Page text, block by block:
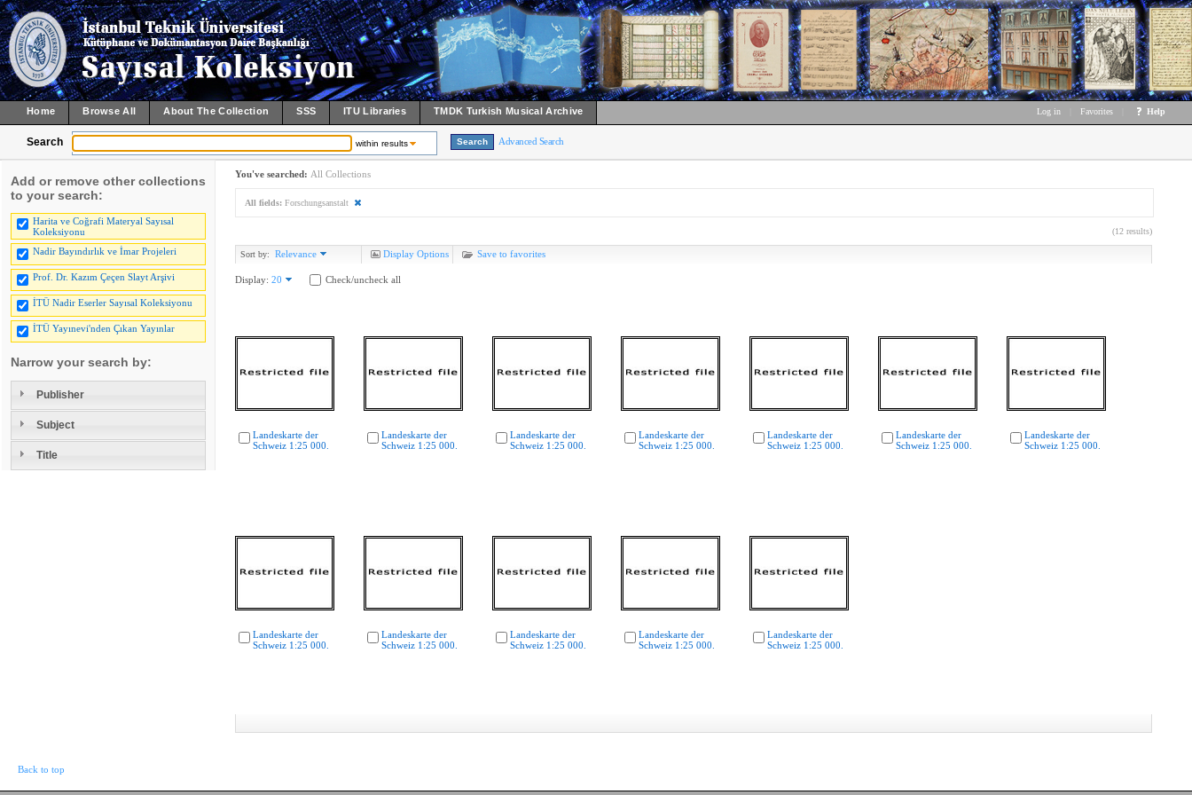
Home Browse All About The Collection SSS ITU Libraries TMDK Turkish Musical Archive Log in Favorites Help
Search within results Advanced Search
Add or remove other collections
to your search:
Harita ve Coğrafi Materyal Sayısal
Koleksiyonu
Nadir Bayındırlık ve İmar Projeleri
Prof. Dr. Kazım Çeçen Slayt Arşivi
İTÜ Nadir Eserler Sayısal Koleksiyonu
İTÜ Yayınevi'nden Çıkan Yayınlar
Narrow your search by:
Publisher
Subject
Title
You've searched: All Collections
All fields: Forschungsanstalt
(12 results)
Sort by: Relevance Display Options Save to favorites
Display: 20 Check/uncheck all
Landeskarte der
Schweiz 1:25 000.
Landeskarte der
Schweiz 1:25 000.
Landeskarte der
Schweiz 1:25 000.
Landeskarte der
Schweiz 1:25 000.
Landeskarte der
Schweiz 1:25 000.
Landeskarte der
Schweiz 1:25 000.
Landeskarte der
Schweiz 1:25 000.
Landeskarte der
Schweiz 1:25 000.
Landeskarte der
Schweiz 1:25 000.
Landeskarte der
Schweiz 1:25 000.
Landeskarte der
Schweiz 1:25 000.
Landeskarte der
Schweiz 1:25 000.
Back to top